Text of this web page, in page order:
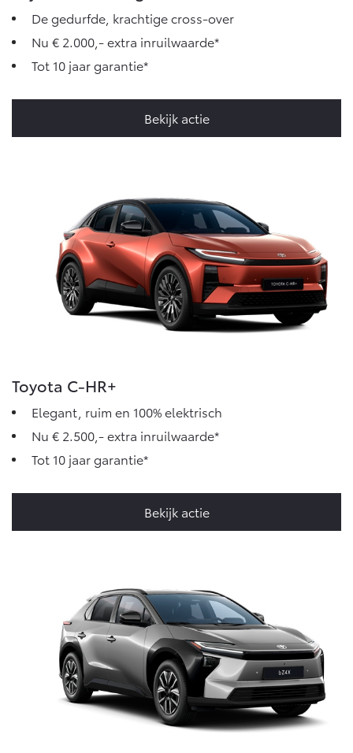
De gedurfde, krachtige cross-over
Nu € 2.000,- extra inruilwaarde*
Tot 10 jaar garantie*
Bekijk actie
Toyota C-HR+
Elegant, ruim en 100% elektrisch
Nu € 2.500,- extra inruilwaarde*
Tot 10 jaar garantie*
Bekijk actie